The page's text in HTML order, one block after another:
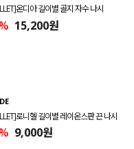
온디아 길이별 골지 자수 나시
15,200원
로니헬 길이별 레이온스판 끈 나시
9,000원